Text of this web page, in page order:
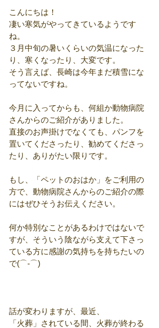
こんにちは！
凄い寒気がやってきているようです
ね。
３月中旬の暑いくらいの気温になった
り、寒くなったり、大変です。
そう言えば、長崎は今年まだ積雪にな
ってないですね。
今月に入ってからも、何組か動物病院
さんからのご紹介がありました。
直接のお声掛けでなくても、パンフを
置いてくださったり、勧めてくださっ
たり、ありがたい限りです。
もし、「ペットのおはか」をご利用の
方で、動物病院さんからのご紹介の際
にはぜひそうお伝えください。
何か特別なことがあるわけではないで
すが、そういう陰ながら支えて下さっ
ている方に感謝の気持ちを持ちたいの
で(⌒-⌒)
話が変わりますが、最近、
「火葬」されている間、火葬が終わる